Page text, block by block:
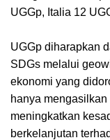
UGGp, Italia 12
UGGp diharapkan
SDGs melalui
ekonomi yang
hanya
meningkatkan
berkelanjutan